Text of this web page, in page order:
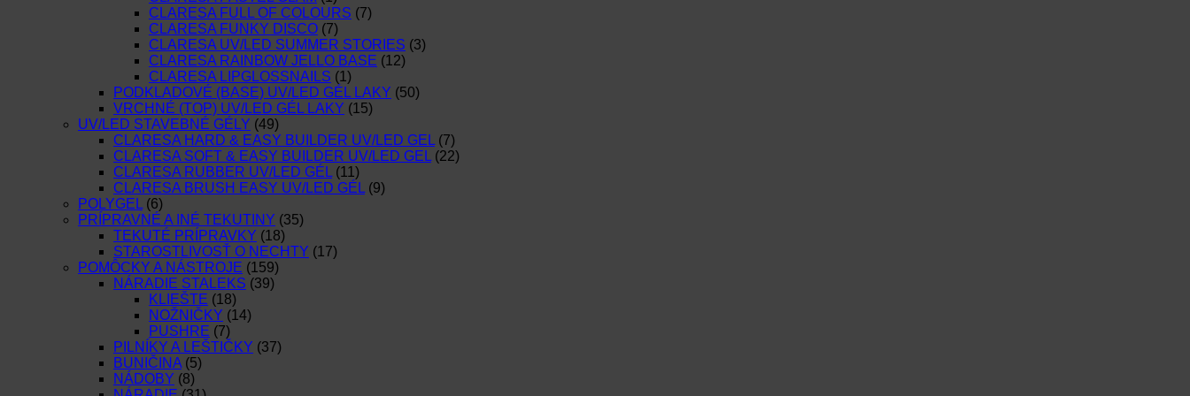
CLARESA FULL OF COLOURS (7)
CLARESA FUNKY DISCO (7)
CLARESA UV/LED SUMMER STORIES (3)
CLARESA RAINBOW JELLO BASE (12)
CLARESA LIPGLOSSNAILS (1)
PODKLADOVÉ (BASE) UV/LED GÉL LAKY (50)
VRCHNÉ (TOP) UV/LED GÉL LAKY (15)
UV/LED STAVEBNÉ GÉLY (49)
CLARESA HARD & EASY BUILDER UV/LED GEL (7)
CLARESA SOFT & EASY BUILDER UV/LED GEL (22)
CLARESA RUBBER UV/LED GÉL (11)
CLARESA BRUSH EASY UV/LED GÉL (9)
POLYGEL (6)
PRÍPRAVNÉ A INÉ TEKUTINY (35)
TEKUTÉ PRÍPRAVKY (18)
STAROSTLIVOSŤ O NECHTY (17)
POMÔCKY A NÁSTROJE (159)
NÁRADIE STALEKS (39)
KLIEŠTE (18)
NOŽNIČKY (14)
PUSHRE (7)
PILNÍKY A LEŠTIČKY (37)
BUNIČINA (5)
NÁDOBY (8)